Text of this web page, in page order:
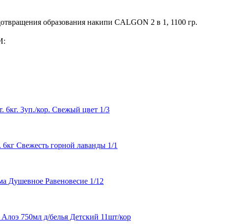
образования накипи CALGON 2 в 1, 1100 гр.
3уп./кор. Свежый цвет 1/3
Свежесть горной лаванды 1/1
Душевное Равеновесие 1/12
750мл д/белья Детский 11шт/кор